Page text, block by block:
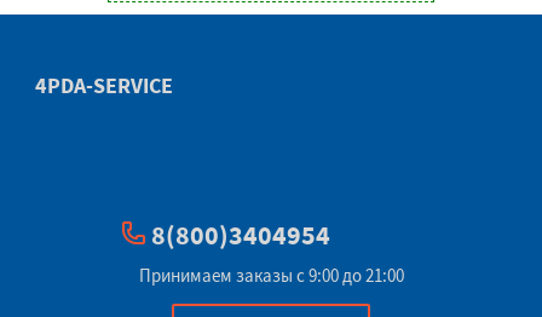
4PDA-SERVICE
8(800)3404954
Принимаем заказы с 9:00 до 21:00